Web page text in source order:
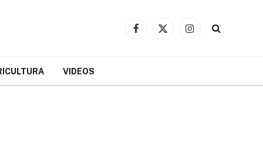
Facebook
X
Instagram
VIDEOS